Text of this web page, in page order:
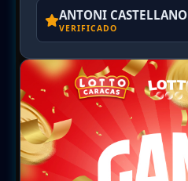
ANTONI CASTELLANO
VERIFICADO